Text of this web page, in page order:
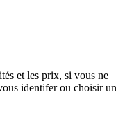
et les prix, si vous ne
identifer ou choisir un